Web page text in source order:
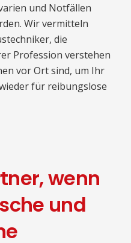
und Notfällen
Wir vermitteln
die
Profession verstehen
vor Ort sind, um Ihr
für reibungslose
wenn
und